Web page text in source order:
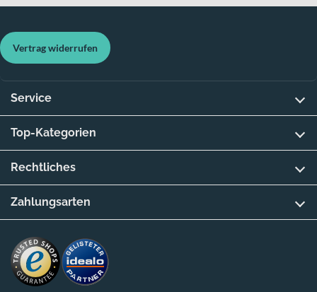
Vertrag widerrufen
Service
Top-Kategorien
Rechtliches
Zahlungsarten